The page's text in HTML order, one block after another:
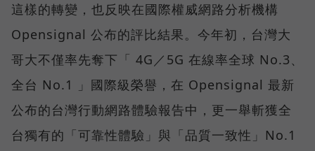
這樣的轉變，也反映在國際權威網路分析機構
Opensignal 公布的評比結果。今年初，台灣大
哥大不僅率先奪下「 4G／5G 在線率全球 No.3、
全台 No.1 」國際級榮譽，在 Opensignal 最新
公布的台灣行動網路體驗報告中，更一舉斬獲全
台獨有的「可靠性體驗」與「品質一致性」No.1